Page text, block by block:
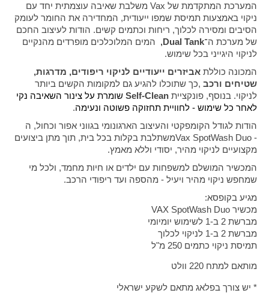
המערכת המתקדמת של Vax משלבת שאיבה עוצמתית יחד עם
ניקוי באמצעות תמיסת שמפו ייעודית, המחדירה את החומר לעומק
הסיבים ומסירה לכלוך, ריחות וכתמים קשים. הודות לעיצוב החכם
של מערכת ה־Dual Tank
, המים המלוכלכים מופרדים מהנקיים
לניקוי היגייני בכל שימוש.
המכונה כוללת אביזרים ייעודיים לניקוי ריפודים, מדרגות,
שטיחים ורכב ,כך שתוכלו להגיע גם למקומות הקשים ביותר
לניקוי. בנוסף, פונקציית Self-Clean שומרת על צינור השאיבה נקי
לאחר כל שימוש - לחוויית תחזוקה פשוטה ונעימה.
הודות לגודל הקומפקטי והעיצוב הארגונומי בגווני אפור וכחול, ה
-
Vax SpotWash Duoמשתלבת בקלות בכל בית, תוך מתן ביצועים
מקצועיים לניקוי מהיר, יסודי וללא מאמץ.
המכשיר המושלם למשפחות עם ילדים או חיות מחמד, ולכל מי
שמחפש ניקוי מהיר ויעיל - מהספה ועד ריפודי הרכב.
מגיע בקופסא:
מכשיר VAX SpotWash Duo
מברשת 2 ב-1 לשימוש יומיומי
מברשת 2 ב-1 לניקוי לכלוך
תמיסת ניקוי כתמים 250 מ"ל
מותאם למתח 220 וולט
* יש צורך בפלאג מתאם לשקע ישראלי